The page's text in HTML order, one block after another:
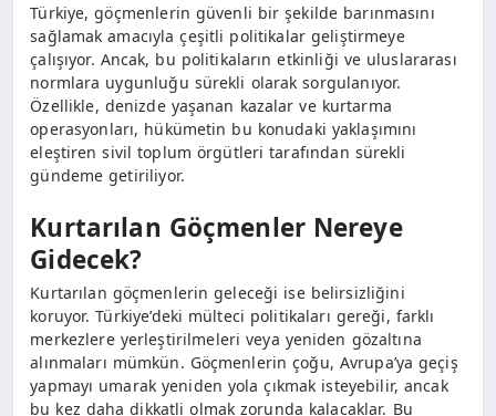
Türkiye, göçmenlerin güvenli bir şekilde barınmasını
sağlamak amacıyla çeşitli politikalar geliştirmeye
çalışıyor. Ancak, bu politikaların etkinliği ve uluslararası
normlara uygunluğu sürekli olarak sorgulanıyor.
Özellikle, denizde yaşanan kazalar ve kurtarma
operasyonları, hükümetin bu konudaki yaklaşımını
eleştiren sivil toplum örgütleri tarafından sürekli
gündeme getiriliyor.
Kurtarılan Göçmenler Nereye
Gidecek?
Kurtarılan göçmenlerin geleceği ise belirsizliğini
koruyor. Türkiye’deki mülteci politikaları gereği, farklı
merkezlere yerleştirilmeleri veya yeniden gözaltına
alınmaları mümkün. Göçmenlerin çoğu, Avrupa’ya geçiş
yapmayı umarak yeniden yola çıkmak isteyebilir, ancak
bu kez daha dikkatli olmak zorunda kalacaklar. Bu